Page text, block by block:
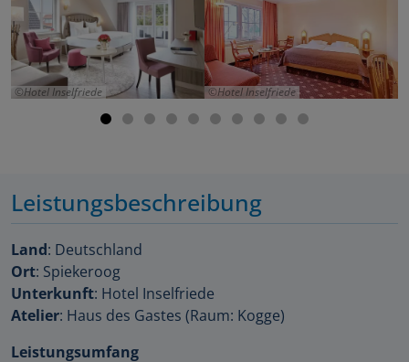
Hotel Inselfriede Hotel Inselfriede
Leistungsbeschreibung
Land: Deutschland
Ort: Spiekeroog
Unterkunft: Hotel Inselfriede
Atelier: Haus des Gastes (Raum: Kogge)
Leistungsumfang